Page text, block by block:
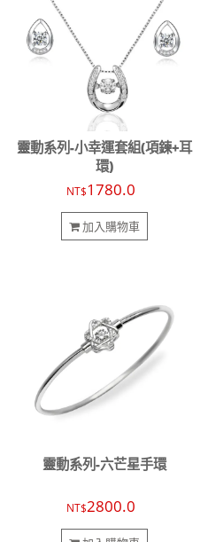
靈動系列-小幸運套組(項鍊+耳
環)
NT$1780.0
加入購物車
靈動系列-六芒星手環
NT$2800.0